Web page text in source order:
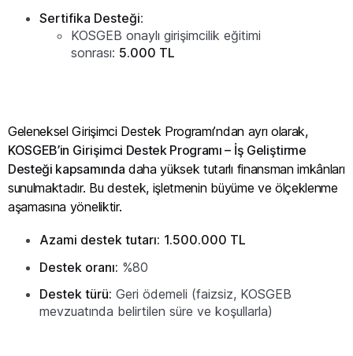
Sertifika Desteği:
KOSGEB onaylı girişimcilik eğitimi
sonrası: 5.000 TL
Geleneksel Girişimci Destek Programı’ndan ayrı olarak,
KOSGEB’in Girişimci Destek Programı – İş Geliştirme
Desteği kapsamında daha yüksek tutarlı finansman imkânları
sunulmaktadır. Bu destek, işletmenin büyüme ve ölçeklenme
aşamasına yöneliktir.
Azami destek tutarı: 1.500.000 TL
Destek oranı: %80
Destek türü: Geri ödemeli (faizsiz, KOSGEB
mevzuatında belirtilen süre ve koşullarla)